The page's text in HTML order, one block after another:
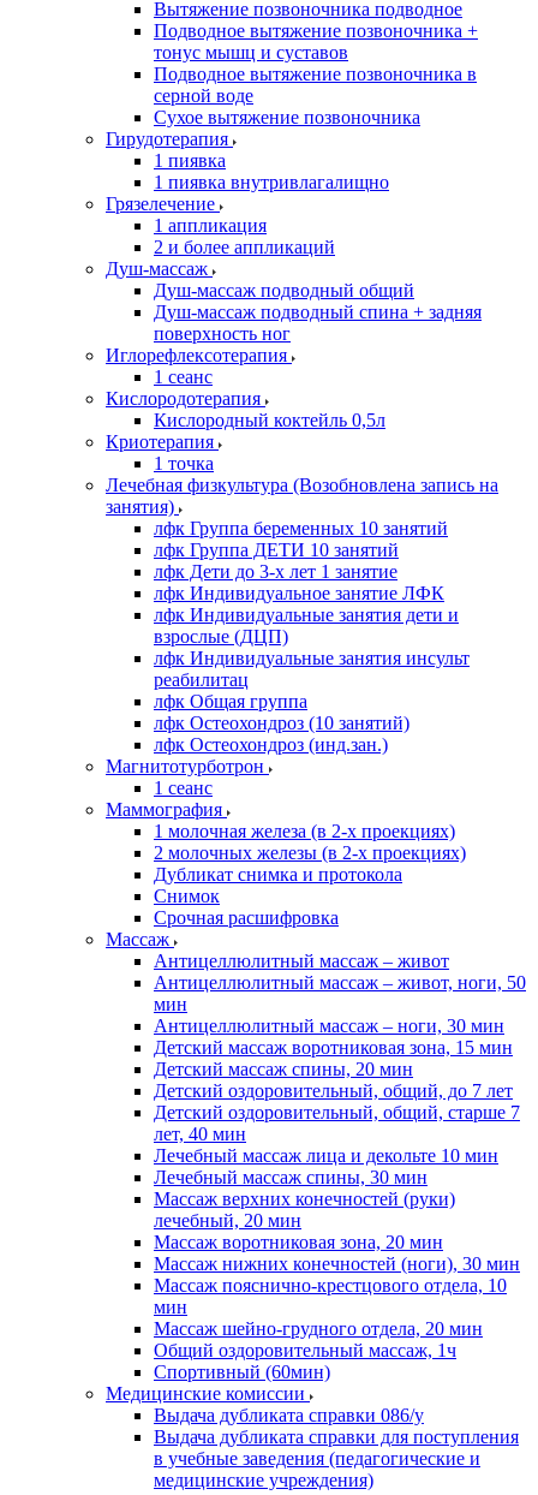
Вытяжение позвоночника подводное
Подводное вытяжение позвоночника +
тонус мышц и суставов
Подводное вытяжение позвоночника в
серной воде
Сухое вытяжение позвоночника
Гирудотерапия
1 пиявка
1 пиявка внутривлагалищно
Грязелечение
1 аппликация
2 и более аппликаций
Душ-массаж
Душ-массаж подводный общий
Душ-массаж подводный спина + задняя
поверхность ног
Иглорефлексотерапия
1 сеанс
Кислородотерапия
Кислородный коктейль 0,5л
Криотерапия
1 точка
Лечебная физкультура (Возобновлена запись на
занятия)
лфк Группа беременных 10 занятий
лфк Группа ДЕТИ 10 занятий
лфк Дети до 3-х лет 1 занятие
лфк Индивидуальное занятие ЛФК
лфк Индивидуальные занятия дети и
взрослые (ДЦП)
лфк Индивидуальные занятия инсульт
реабилитац
лфк Общая группа
лфк Остеохондроз (10 занятий)
лфк Остеохондроз (инд.зан.)
Магнитотурботрон
1 сеанс
Маммография
1 молочная железа (в 2-х проекциях)
2 молочных железы (в 2-х проекциях)
Дубликат снимка и протокола
Снимок
Срочная расшифровка
Массаж
Антицеллюлитный массаж – живот
Антицеллюлитный массаж – живот, ноги, 50
мин
Антицеллюлитный массаж – ноги, 30 мин
Детский массаж воротниковая зона, 15 мин
Детский массаж спины, 20 мин
Детский оздоровительный, общий, до 7 лет
Детский оздоровительный, общий, старше 7
лет, 40 мин
Лечебный массаж лица и декольте 10 мин
Лечебный массаж спины, 30 мин
Массаж верхних конечностей (руки)
лечебный, 20 мин
Массаж воротниковая зона, 20 мин
Массаж нижних конечностей (ноги), 30 мин
Массаж пояснично-крестцового отдела, 10
мин
Массаж шейно-грудного отдела, 20 мин
Общий оздоровительный массаж, 1ч
Спортивный (60мин)
Медицинские комиссии
Выдача дубликата справки 086/у
Выдача дубликата справки для поступления
в учебные заведения (педагогические и
медицинские учреждения)